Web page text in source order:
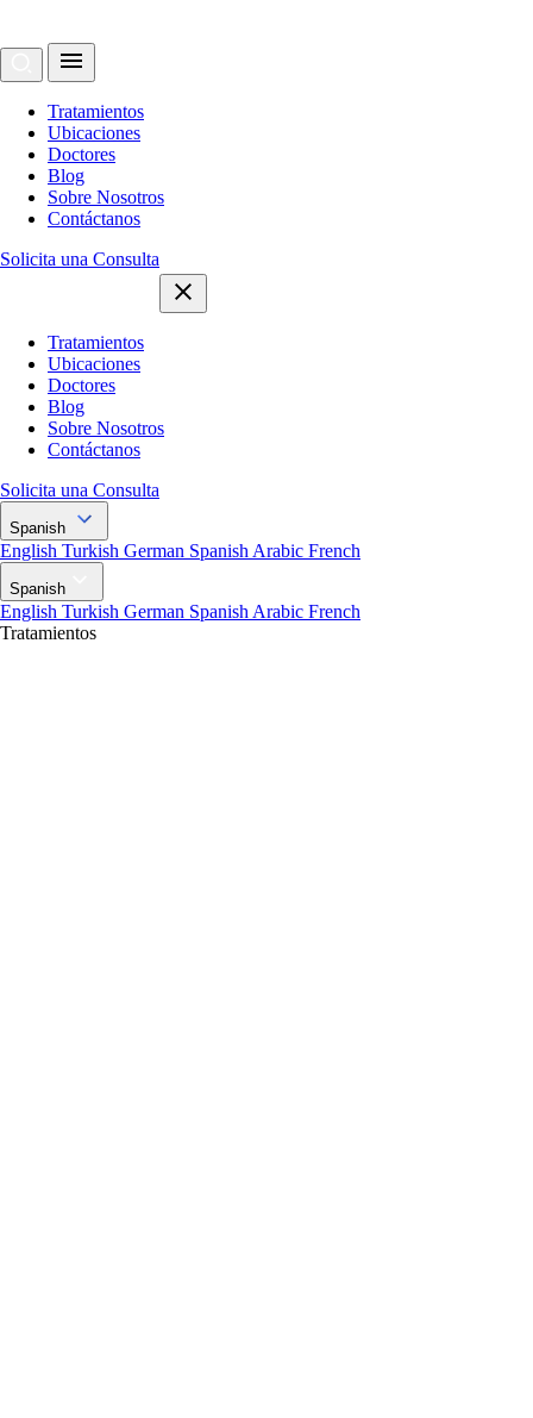
Tratamientos
Ubicaciones
Doctores
Blog
Sobre Nosotros
Contáctanos
Solicita una Consulta
Tratamientos
Ubicaciones
Doctores
Blog
Sobre Nosotros
Contáctanos
Solicita una Consulta
Spanish
English Turkish German Spanish Arabic French
Spanish
English Turkish German Spanish Arabic French
Tratamientos